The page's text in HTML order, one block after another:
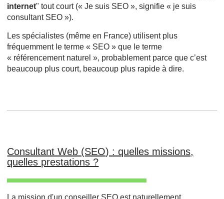
internet" tout court (« Je suis SEO », signifie « je suis
consultant SEO »).
Les spécialistes (même en France) utilisent plus
fréquemment le terme « SEO » que le terme
« référencement naturel », probablement parce que c’est
beaucoup plus court, beaucoup plus rapide à dire.
Consultant Web (SEO) : quelles missions,
quelles prestations ?
La mission d'un conseiller SEO est naturellement